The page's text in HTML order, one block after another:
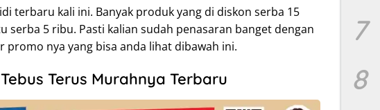
terbaru kali ini. Banyak produk yang di diskon serba 15
serba 5 ribu. Pasti kalian sudah penasaran banget dengan
promo nya yang bisa anda lihat dibawah ini.
Terus Murahnya Terbaru
7
8